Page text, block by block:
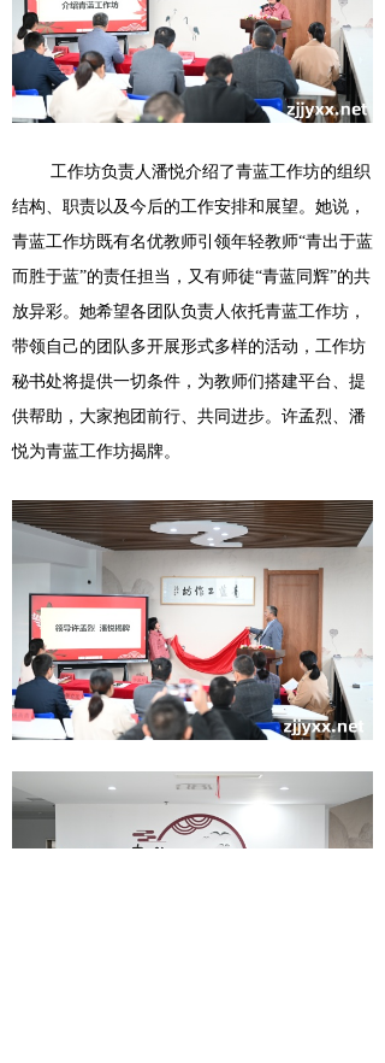
工作坊负责人潘悦介绍了青蓝工作坊的组织
结构、职责以及今后的工作安排和展望。她说 ，
青蓝工作坊既有名优教师引领年轻教师“青出于蓝
而胜于蓝”的责任担当，又有师徒“青蓝同辉”的共
放异彩。她希望各团队负责人依托青蓝工作坊，
带领自己的团队多开展形式多样的活动，工作坊
秘书处将提供一切条件，为教师们搭建平台、提
供帮助，大家抱团前行、共同进步。 许孟烈、 潘
悦为青蓝工作坊揭牌。